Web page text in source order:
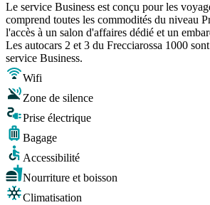
Le service Business est conçu pour les
comprend toutes les commodités du niveau
l'accès à un salon d'affaires dédié et un
Les autocars 2 et 3 du Frecciarossa 1000
service Business.
Wifi
Zone de silence
Prise électrique
Bagage
Accessibilité
Nourriture et boisson
Climatisation